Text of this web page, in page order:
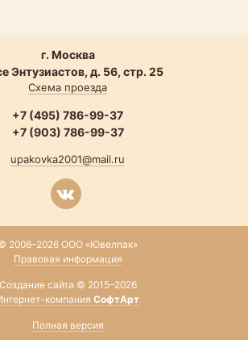
г. Москва
Энтузиастов, д. 56, стр. 25
Схема проезда
+7 (495) 786-99-37
+7 (903) 786-99-37
upakovka2001@mail.ru
2006–2026 ООО «Ювелпак»
Правовая информация
Создание сайта © 2015–2026
компания СофтАрт
Полная версия